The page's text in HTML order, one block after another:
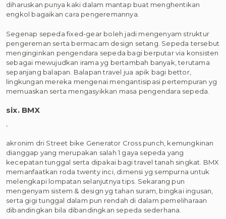
diharuskan punya kaki dalam mantap buat menghentikan
engkol bagaikan cara pengeremannya.
Segenap sepeda fixed-gear boleh jadi mengenyam struktur
pengereman serta bermacam design setang. Sepeda tersebut
menginginkan pengendara sepeda bagi berputar via konsisten
sebagai mewujudkan irama yg bertambah banyak, terutama
sepanjang balapan. Balapan travel jua apik bagi bettor,
lingkungan mereka mengenai mengantisipasi pertempuran yg
memuaskan serta mengasyikkan masa pengendara sepeda.
six. BMX
akronim dri Street bike Generator Cross punch, kemungkinan
dianggap yang merupakan salah 1 gaya sepeda yang
kecepatan tunggal serta dipakai bagi travel tanah singkat. BMX
memanfaatkan roda twenty inci, dimensi yg sempurna untuk
melengkapi lompatan selanjutnya tips. Sekarang pun
mengenyam sistem & design yg tahan suram, bingkai ingusan,
serta gigi tunggal dalam pun rendah di dalam pemeliharaan
dibandingkan bila dibandingkan sepeda sederhana.